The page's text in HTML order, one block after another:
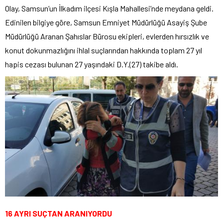
Olay, Samsun’un İlkadım ilçesi Kışla Mahallesi’nde meydana geldi.
Edinilen bilgiye göre, Samsun Emniyet Müdürlüğü Asayiş Şube
Müdürlüğü Aranan Şahıslar Bürosu ekipleri, evlerden hırsızlık ve
konut dokunmazlığını ihlal suçlarından hakkında toplam 27 yıl
hapis cezası bulunan 27 yaşındaki D.Y.(27) takibe aldı.
16 AYRI SUÇTAN ARANIYORDU